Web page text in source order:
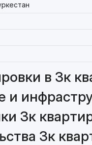
в 3к
и
3к
3к